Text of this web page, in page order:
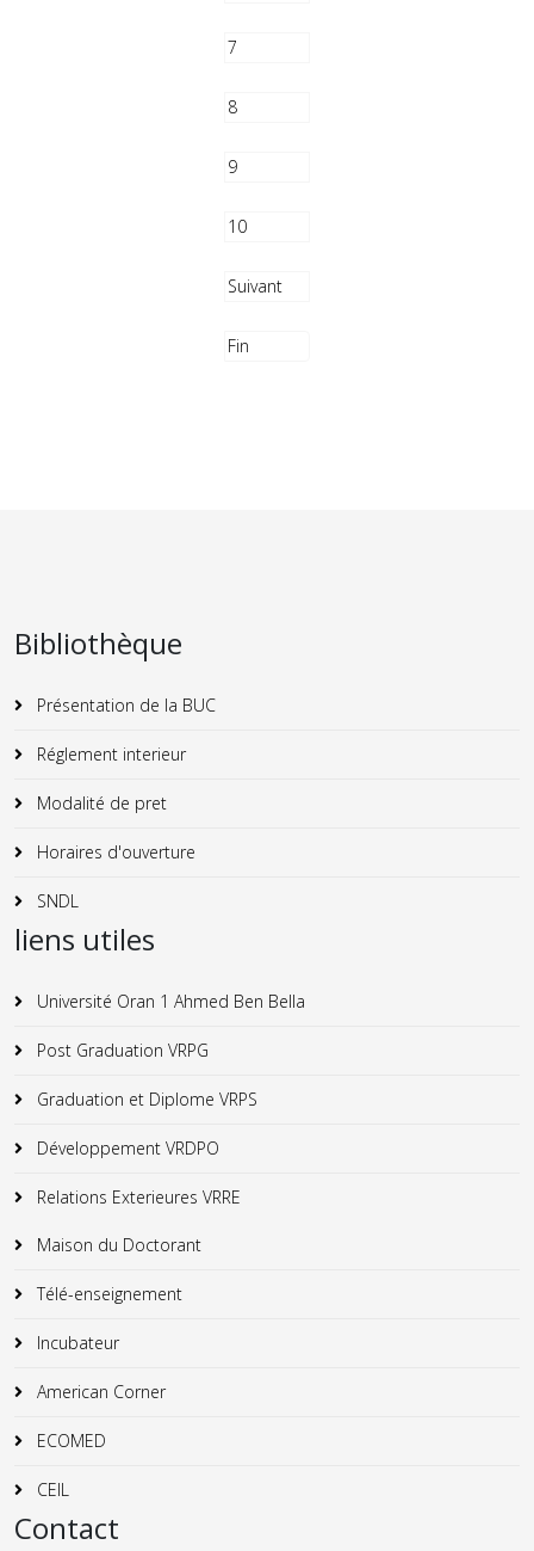
7
8
9
10
Suivant
Fin
Bibliothèque
Présentation de la BUC
Réglement interieur
Modalité de pret
Horaires d'ouverture
SNDL
liens utiles
Université Oran 1 Ahmed Ben Bella
Post Graduation VRPG
Graduation et Diplome VRPS
Développement VRDPO
Relations Exterieures VRRE
Maison du Doctorant
Télé-enseignement
Incubateur
American Corner
ECOMED
CEIL
Contact